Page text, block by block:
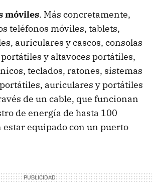
móviles. Más concretamente,
teléfonos móviles, tablets,
auriculares y cascos, consolas
y altavoces portátiles,
teclados, ratones, sistemas
auriculares y portátiles
de un cable, que funcionan
de energía de hasta 100
estar equipado con un puerto